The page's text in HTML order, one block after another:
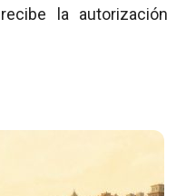
la autorización